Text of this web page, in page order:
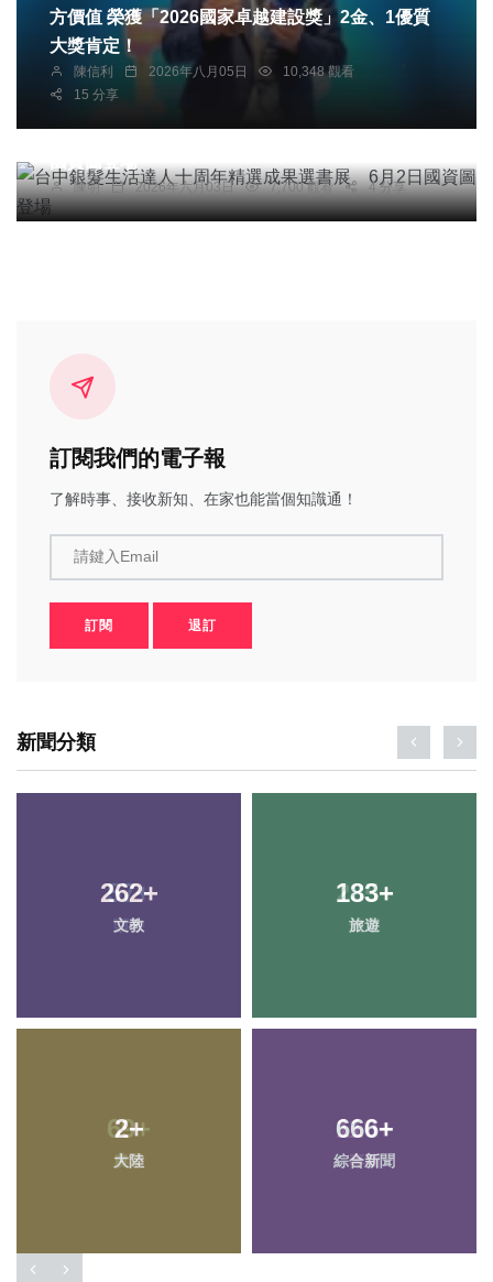
方價值 榮獲「2026國家卓越建設獎」2金、1優質
大獎肯定！
陳信利 2026年八月05日
10,348 觀看
15 分享
社會
台中銀髮生活達人十周年精選成果選書展 6月2日
陳明 2026年六月03日 7,700 觀看 4 分享
訂閱我們的電子報
了解時事、接收新知、在家也能當個知識通！
請鍵入Email
訂閱 退訂
新聞分類
262+
文教
183+
旅遊
2+
大陸
666+
綜合新聞
57+
頭條
235+
健康
69+
農業
110+
專欄